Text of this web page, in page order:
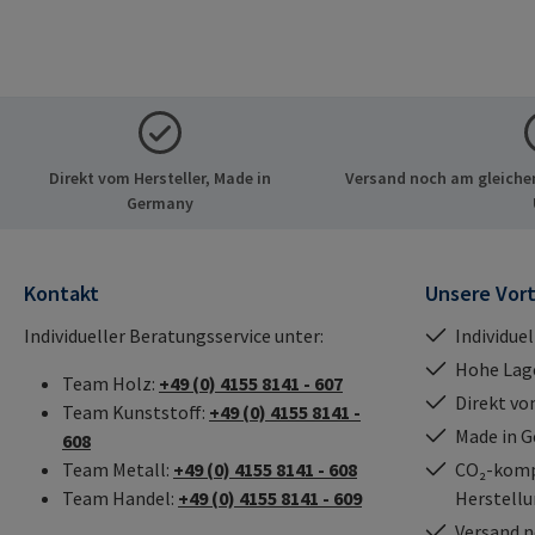
Direkt vom Hersteller, Made in
Germany
Versand noch am
Kontakt
Individueller Beratungsservice unter:
Team Holz: +49 (0) 4155 8141 - 607
Team Kunststoff: +49 (0) 4155 8141 -
608
Team Metall: +49 (0) 4155 8141 - 608
Team Handel: +49 (0) 4155 8141 - 609
Unsere
Hohe
Direkt
Made in
CO₂-